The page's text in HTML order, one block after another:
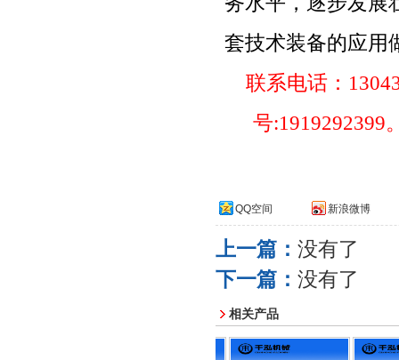
套技术装备的应用
联系电话：
号:1919292399
QQ空间 新浪微博
上一篇： 没有了
下一篇： 没有了
相关产品